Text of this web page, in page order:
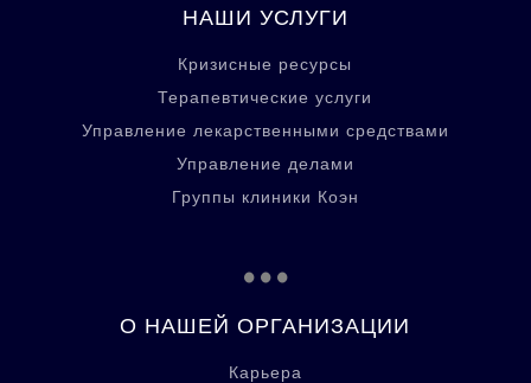
НАШИ УСЛУГИ
Кризисные ресурсы
Терапевтические услуги
Управление лекарственными средствами
Управление делами
Группы клиники Коэн
...
О НАШЕЙ ОРГАНИЗАЦИИ
Карьера